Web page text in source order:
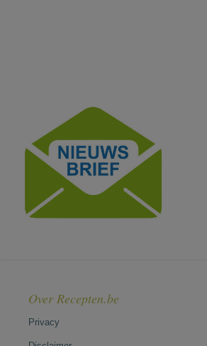
Over Recepten.be
Privacy